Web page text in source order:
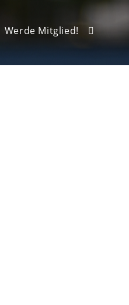
Werde Mitglied! Website-